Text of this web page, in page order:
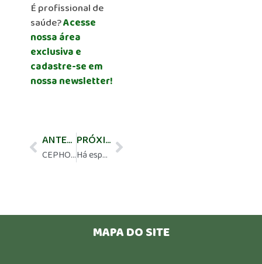
É profissional de
saúde?Acesse
nossa área
exclusiva e
cadastre-se em
nossa newsletter!
ANTERIOR
CEPHO Meeting – 25/09 às 15h30 – Novas perspectivas no tratamento de Ca de estômago HER2+
PRÓXIMO
Há espaço de atuação para mais médicos oncologistas em nosso país?
MAPA DO SITE